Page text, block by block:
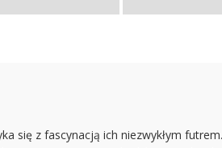
się z fascynacją ich niezwykłym